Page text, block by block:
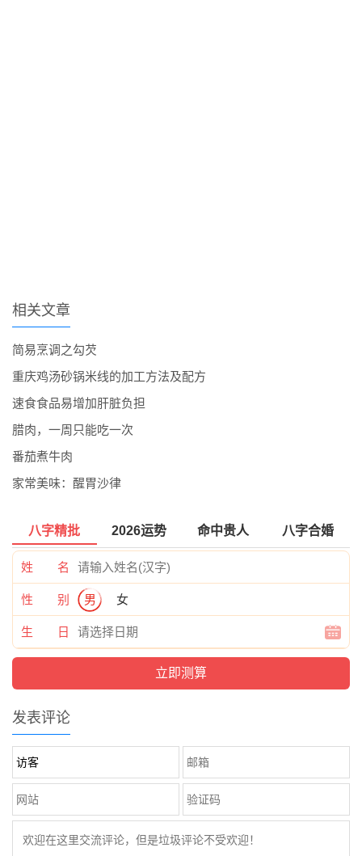
相关文章
简易烹调之勾芡
重庆鸡汤砂锅米线的加工方法及配方
速食食品易增加肝脏负担
腊肉，一周只能吃一次
番茄煮牛肉
家常美味：醒胃沙律
八字精批 2026运势 命中贵人 八字合婚
姓 名
性 别 男 女
生 日
发表评论